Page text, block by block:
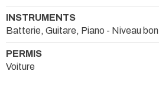
INSTRUMENTS
Batterie, Guitare, Piano - Niveau bon
PERMIS
Voiture